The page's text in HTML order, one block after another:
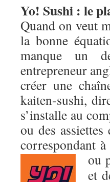
Yo! Sushi : le
Quand on veut
la bonne
manque un
entrepreneur
créer une
kaiten-sushi,
s’installe au
ou des
correspondant
ou
et